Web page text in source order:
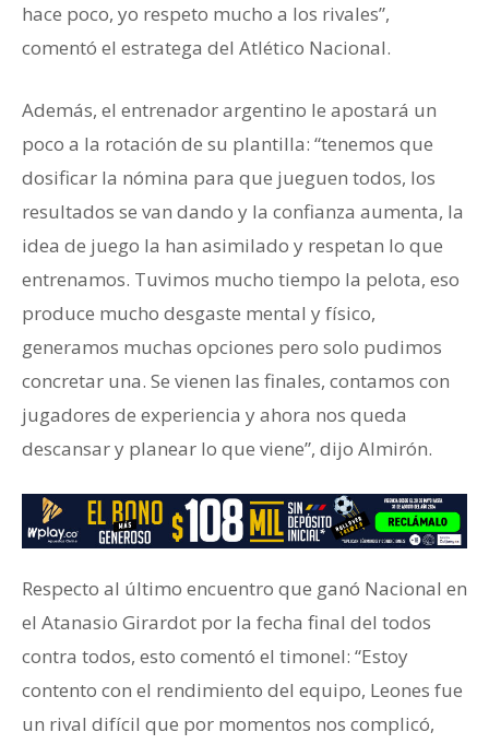
hace poco, yo respeto mucho a los rivales”,
comentó el estratega del Atlético Nacional.
Además, el entrenador argentino le apostará un
poco a la rotación de su plantilla: “tenemos que
dosificar la nómina para que jueguen todos, los
resultados se van dando y la confianza aumenta, la
idea de juego la han asimilado y respetan lo que
entrenamos. Tuvimos mucho tiempo la pelota, eso
produce mucho desgaste mental y físico,
generamos muchas opciones pero solo pudimos
concretar una. Se vienen las finales, contamos con
jugadores de experiencia y ahora nos queda
descansar y planear lo que viene”, dijo Almirón.
Respecto al último encuentro que ganó Nacional en
el Atanasio Girardot por la fecha final del todos
contra todos, esto comentó el timonel: “Estoy
contento con el rendimiento del equipo, Leones fue
un rival difícil que por momentos nos complicó,